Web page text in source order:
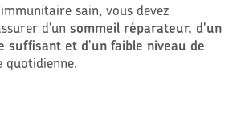
sain, vous devez
d'un sommeil réparateur, d'un
suffisant et d'un faible niveau de
quotidienne.